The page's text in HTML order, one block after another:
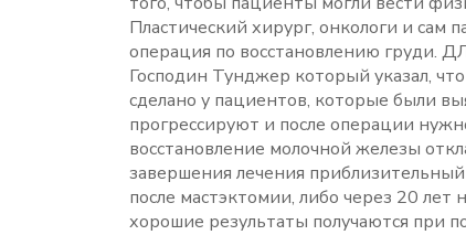
Пластический хирург, онкологи и сам
операция по восстановлению
Господин Тунджер который указал,
сделано у пациентов, которые были
прогрессируют и после операции
восстановление молочной железы
завершения лечения
после мастэктомии, либо через 20 лет
хорошие результаты получаются при